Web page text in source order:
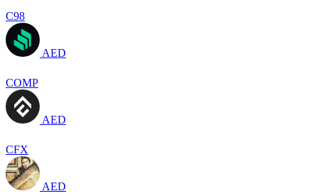
C98
AED
COMP
AED
CFX
AED